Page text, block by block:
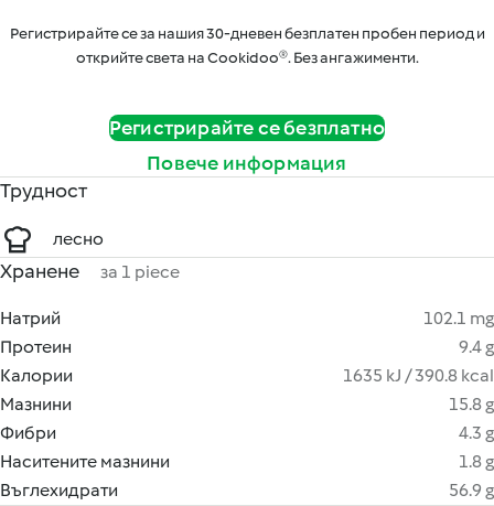
Регистрирайте се за нашия 30-дневен безплатен пробен период и
открийте света на Cookidoo®. Без ангажименти.
Регистрирайте се безплатно
Повече информация
Трудност
лесно
Хранене за 1 piece
Натрий
102.1 mg
Протеин
9.4 g
Калории
1635 kJ / 390.8 kcal
Мазнини
15.8 g
Фибри
4.3 g
Наситените мазнини
1.8 g
Въглехидрати
56.9 g